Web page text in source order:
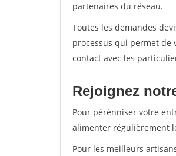
partenaires du réseau.
Toutes les demandes
processus qui permet de
contact avec les
Rejoignez
Pour pérénniser votre
alimenter régulièrement
Pour les meilleurs